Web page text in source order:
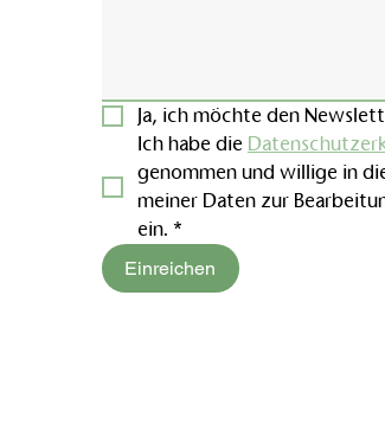
Ja, ich möchte den
Ich habe die
genommen und willige in
meiner Daten zur
ein. *
Einreichen